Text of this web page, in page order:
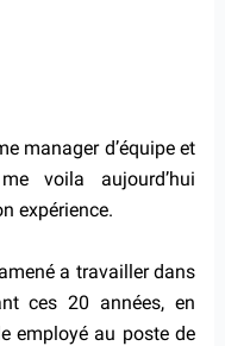
manager d’équipe et
voila aujourd’hui
expérience.
a travailler dans
ces 20 années, en
employé au poste de